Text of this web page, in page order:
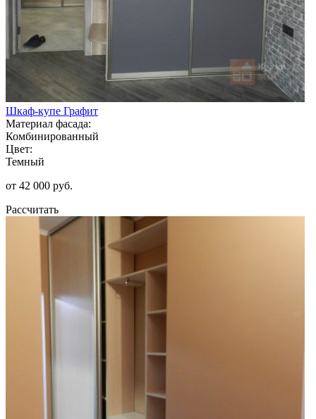
Шкаф-купе Графит
Материал фасада:
Комбинированный
Цвет:
Темный
от 42 000 руб.
Рассчитать